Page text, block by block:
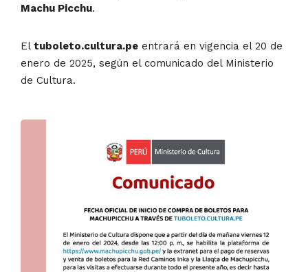
Machu Picchu.
El tuboleto.cultura.pe entrará en vigencia el 20 de
enero de 2025, según el comunicado del Ministerio
de Cultura.